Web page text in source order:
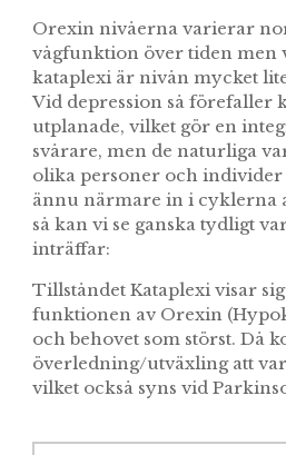
Orexin nivåerna varierar
vågfunktion över tiden men
kataplexi är nivån mycket
Vid depression så förefaller
utplanade, vilket gör en
svårare, men de naturliga
olika personer och individer
ännu närmare in i cyklerna
så kan vi se ganska tydligt
inträffar:
Tillståndet Kataplexi visar
funktionen av Orexin
och behovet som störst. Då
överledning/utväxling att
vilket också syns vid